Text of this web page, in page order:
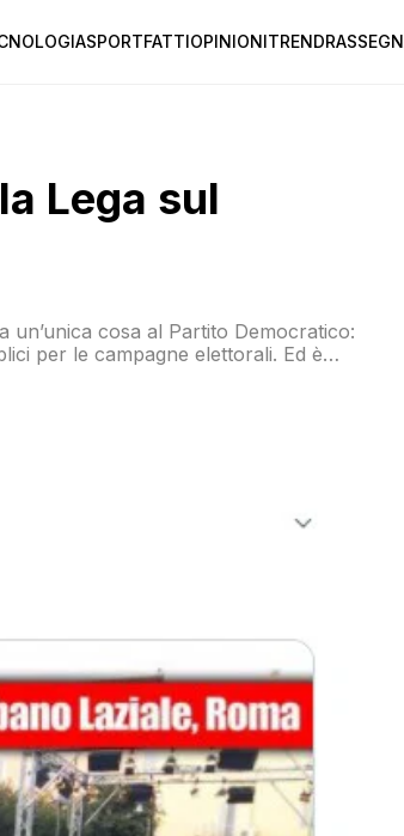
SPORTFATTIOPINIONITREND
Lega sul
cosa al Partito Democratico:
per le campagne elettorali. Ed è